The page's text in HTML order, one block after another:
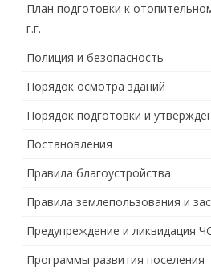
План подготовки к
г.г.
Полиция и безопасность
Порядок осмотра зданий
Порядок подготовки и
Постановления
Правила благоустройства
Правила землепользования и
Предупреждение и ликвидация
Программы развития поселения